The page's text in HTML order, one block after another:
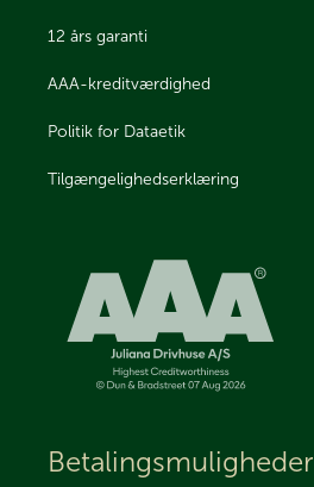
12 års garanti
AAA-kreditværdighed
Politik for Dataetik
Tilgængelighedserklæring
Betalingsmuligheder